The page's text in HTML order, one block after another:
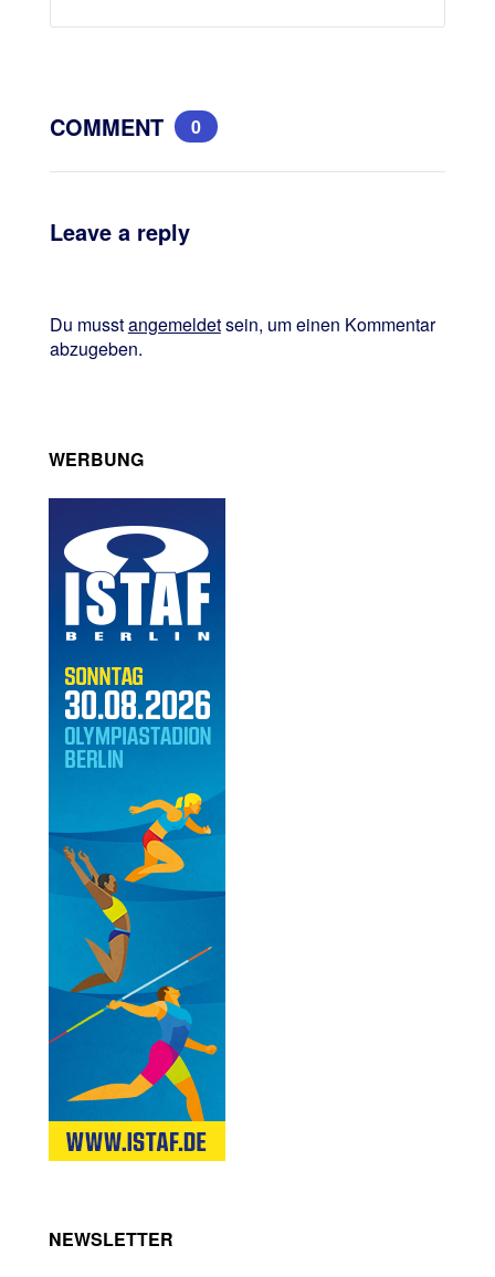
COMMENT 0
Leave a reply
Du musstangemeldetsein, um einen Kommentar
abzugeben.
WERBUNG
NEWSLETTER